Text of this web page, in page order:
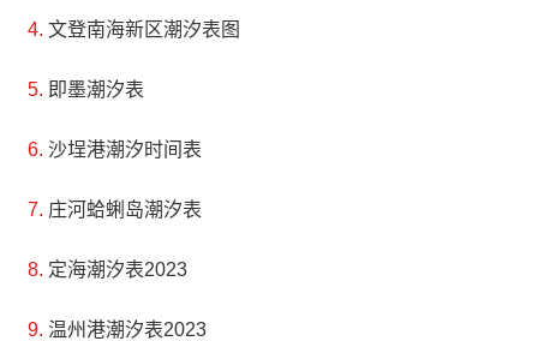
文登南海新区潮汐表图
即墨潮汐表
沙埕港潮汐时间表
庄河蛤蜊岛潮汐表
定海潮汐表2023
温州港潮汐表2023